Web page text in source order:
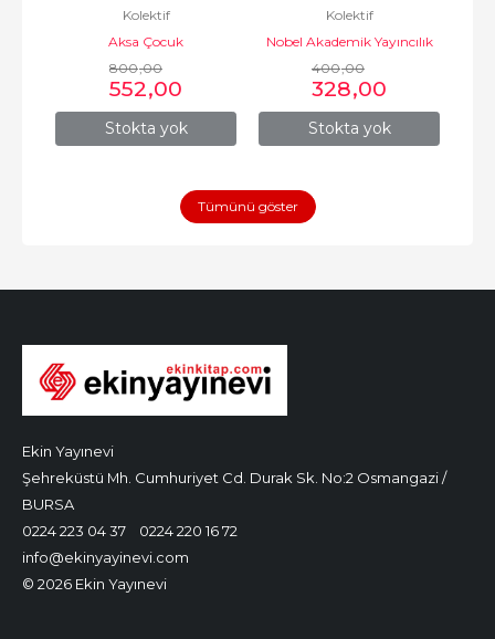
Stokta yok
Kolektif
Aksa Çocuk
800,00
552,00
Stokta yok
Ortamları
Kolektif
Nobel Akademik Yayıncılık
400,00
328,00
Tümünü göster
Ekin Yayınevi
Şehreküstü Mh. Cumhuriyet Cd. Durak Sk. No:2 Osmangazi /
BURSA
0224 223 04 37
0224 220 16 72
info@ekinyayinevi.com
© 2026 Ekin Yayınevi